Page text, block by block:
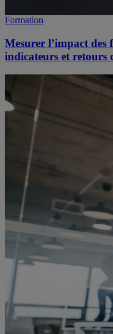
Formation
Mesurer l’impact des
indicateurs et retours